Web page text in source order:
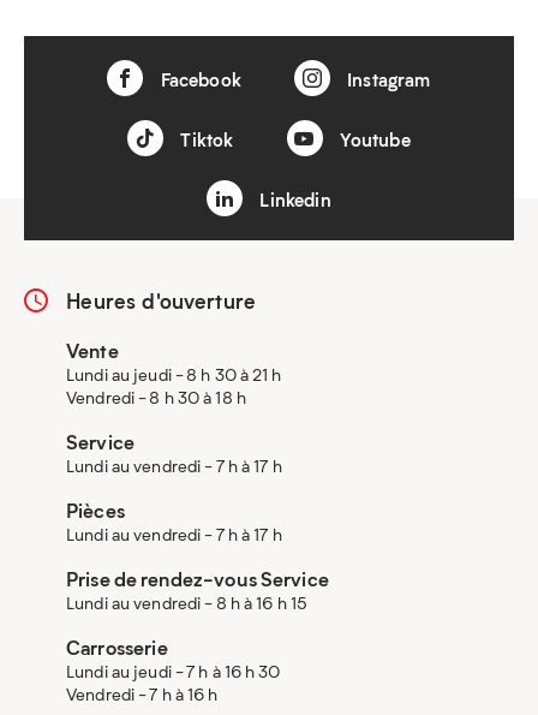
Facebook Instagram
Tiktok Youtube
Linkedin
Heures d'ouverture
Vente
Lundi au jeudi - 8 h 30 à 21 h
Vendredi - 8 h 30 à 18 h
Service
Lundi au vendredi - 7 h à 17 h
Pièces
Lundi au vendredi - 7 h à 17 h
Prise de rendez-vous Service
Lundi au vendredi - 8 h à 16 h 15
Carrosserie
Lundi au jeudi - 7 h à 16 h 30
Vendredi - 7 h à 16 h